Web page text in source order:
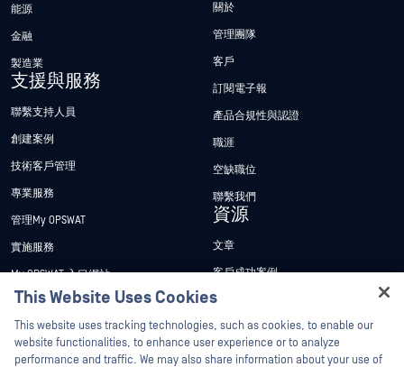
能源
金融
製造業
支援與服務
聯繫支持人員
創建案例
技術客戶管理
專業服務
管理My OPSWAT
實施服務
My OPSWAT 入口網站
技術檔案
訓練
漏洞通報計畫
關於
管理團隊
客戶
訂閱電子報
產品合規性與認證
職涯
空缺職位
聯繫我們
資源
文章
客戶成功案例
新聞稿
新聞報導
This Website Uses Cookies
This website uses tracking technologies, such as cookies, to enable our
website functionalities, to enhance user experience or to analyze
performance and traffic. We may also share information about your use of
Hey there!
I'm Ozzy, your OPSWAT virtual assistant.
How can I help you secure what's critical